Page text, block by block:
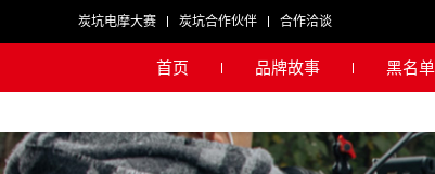
炭坑电摩大赛 炭坑合作伙伴 合作洽谈
黑名
品牌故事
首页